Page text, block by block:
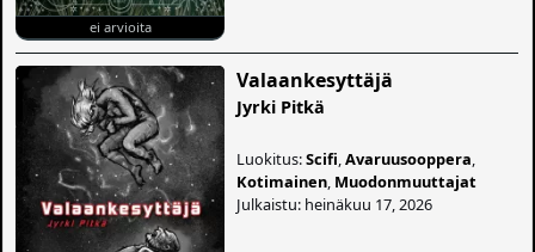
ei arvioita
Valaankesyttäjä
Jyrki Pitkä
Luokitus:Scifi ,Avaruusooppera
Kotimainen Muodonmuuttajat
Julkaistu: heinäkuu 17, 2026